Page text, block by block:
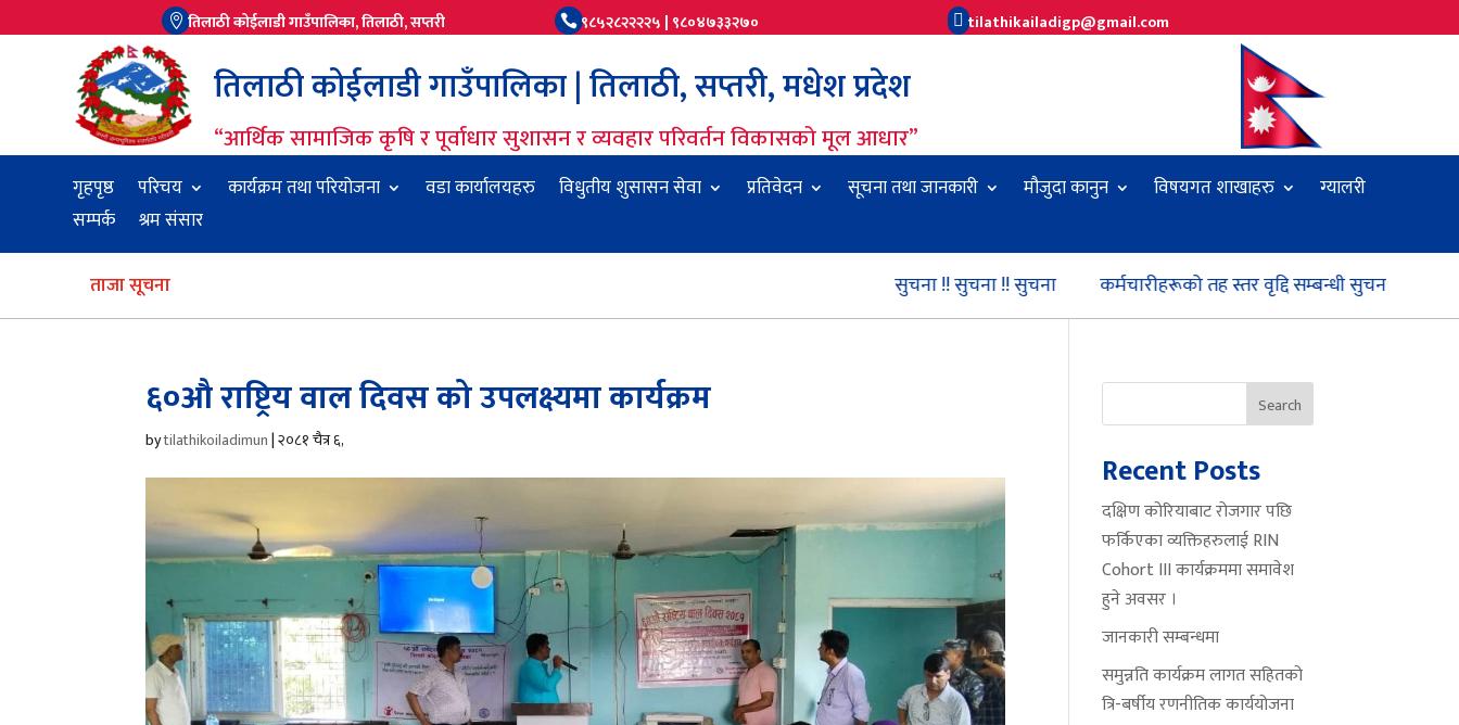
 तिलाठी कोईलाडी गाउँपालिका, तिलाठी, सप्तरी ९८५२८२२२२५ | ९८०४७३३२७०  tilathikailadigp@gmail.com
तिलाठी कोईलाडी गाउँपालिका | तिलाठी, सप्तरी, मधेश प्रदेश
“आर्थिक सामाजिक कृषि र पूर्वाधार सुशासन र व्यवहार परिवर्तन विकासको मूल आधार”
गृहपृष्ठ परिचय कार्यक्रम तथा परियोजना वडा कार्यालयहरु विधुतीय शुसासन सेवा प्रतिवेदन सूचना तथा जानकारी मौजुदा कानुन विषयगत शाखाहरु
ग्यालरी
सम्पर्क
श्रम संसार
ताजा सूचना सुचना !! सुचना !! सुचना कर्मचारीहरूको तह स्तर वृद्दि सम्बन्धी सुचना !!
६०औ राष्ट्रिय वाल दिवस को उपलक्ष्यमा कार्यक्रम
bytilathikoiladimun|२०८१ चैत्र ६,
Search
Recent Posts
दक्षिण कोरियाबाट रोजगार पछि
फर्किएका व्यक्तिहरुलाई RIN
Cohort III कार्यक्रममा समावेश
हुने अवसर ।
जानकारी सम्बन्धमा
समुन्नति कार्यक्रम लागत सहितको
त्रि-बर्षीय रणनीतिक कार्ययोजना